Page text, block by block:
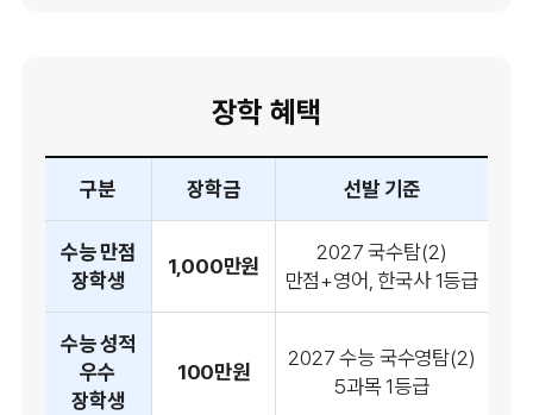
장학 혜택
구분 장학금 선발 기준
수능 만점
장학생
1,000만원
2027 국수탐(2)
만점+영어, 한국사 1등급
수능 성적
우수
장학생
100만원
2027 수능 국수영탐(2)
5과목 1등급